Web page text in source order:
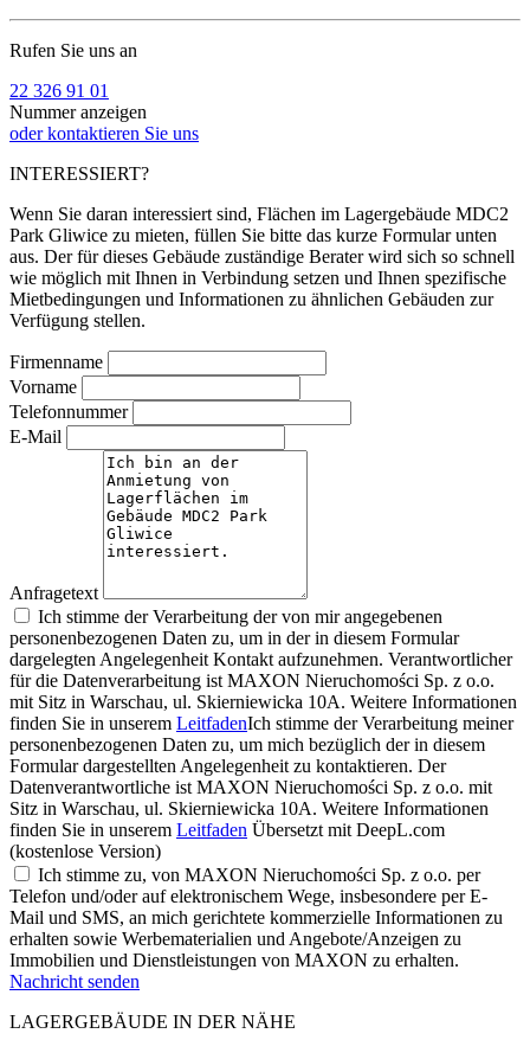
Rufen Sie uns an
22 326 91 01
Nummer anzeigen
oder kontaktieren Sie uns
INTERESSIERT?
Wenn Sie daran interessiert sind, Flächen im Lagergebäude MDC2
Park Gliwice zu mieten, füllen Sie bitte das kurze Formular unten
aus. Der für dieses Gebäude zuständige Berater wird sich so schnell
wie möglich mit Ihnen in Verbindung setzen und Ihnen spezifische
Mietbedingungen und Informationen zu ähnlichen Gebäuden zur
Verfügung stellen.
Firmenname
Vorname
Telefonnummer
E-Mail
Anfragetext
Ich stimme der Verarbeitung der von mir angegebenen
personenbezogenen Daten zu, um in der in diesem Formular
dargelegten Angelegenheit Kontakt aufzunehmen. Verantwortlicher
für die Datenverarbeitung ist MAXON Nieruchomości Sp. z o.o.
mit Sitz in Warschau, ul. Skierniewicka 10A. Weitere Informationen
finden Sie in unserem LeitfadenIch stimme der Verarbeitung meiner
personenbezogenen Daten zu, um mich bezüglich der in diesem
Formular dargestellten Angelegenheit zu kontaktieren. Der
Datenverantwortliche ist MAXON Nieruchomości Sp. z o.o. mit
Sitz in Warschau, ul. Skierniewicka 10A. Weitere Informationen
finden Sie in unserem Leitfaden Übersetzt mit DeepL.com
(kostenlose Version)
Ich stimme zu, von MAXON Nieruchomości Sp. z o.o. per
Telefon und/oder auf elektronischem Wege, insbesondere per E-
Mail und SMS, an mich gerichtete kommerzielle Informationen zu
erhalten sowie Werbematerialien und Angebote/Anzeigen zu
Immobilien und Dienstleistungen von MAXON zu erhalten.
Nachricht senden
LAGERGEBÄUDE IN DER NÄHE